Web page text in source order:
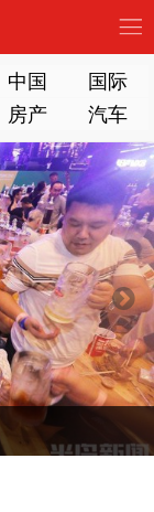
中国
国际
房产 汽车